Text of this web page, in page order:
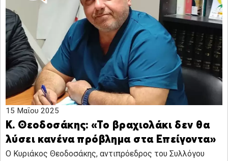
15 Μαΐου 2025
Κ. Θεοδοσάκης: «Το βραχιολάκι δεν θα
λύσει κανένα πρόβλημα στα Επείγοντα»
Ο Κυριάκος Θεοδοσάκης, αντιπρόεδρος του Συλλόγου